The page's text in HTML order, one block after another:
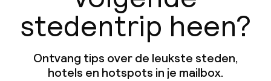
stedentrip heen?
Ontvang tips over de leukste steden,
hotels en hotspots in je mailbox.